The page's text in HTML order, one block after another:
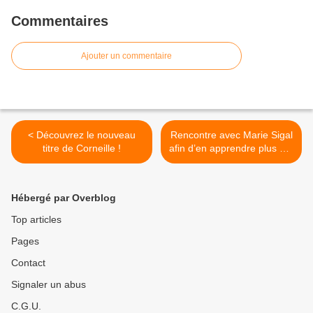
Commentaires
Ajouter un commentaire
< Découvrez le nouveau
titre de Corneille !
Rencontre avec Marie Sigal
afin d’en apprendre plus sur
son sublime nouvel EP ! >
Hébergé par Overblog
Top articles
Pages
Contact
Signaler un abus
C.G.U.